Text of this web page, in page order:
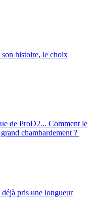
son histoire, le choix
de ProD2... Comment le
chambardement ?
pris une longueur